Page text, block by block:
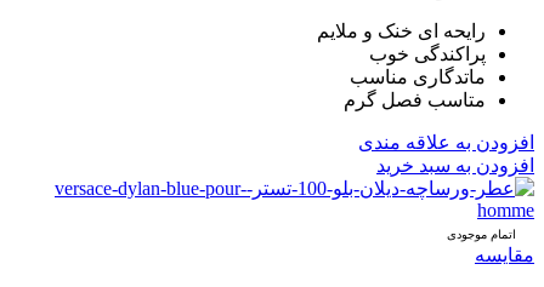
رایحه ای خنک و ملایم
پراکندگی خوب
ماتدگاری مناسب
متاسب فصل گرم
افزودن به علاقه مندی
افزودن به سبد خرید
اتمام موجودی
مقایسه